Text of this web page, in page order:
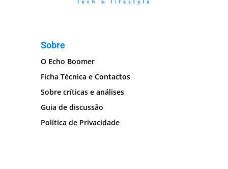
Sobre
O Echo Boomer
Ficha Técnica e Contactos
Sobre críticas e análises
Guia de discussão
Política de Privacidade